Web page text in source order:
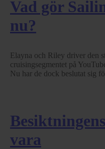
Vad gör
nu?
Elayna och Riley driver den
cruisingsegmentet på
Nu har de dock beslutat sig
vara